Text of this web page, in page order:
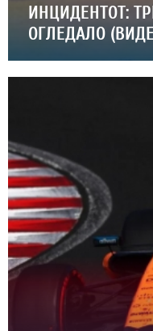
ИНЦИДЕНТОТ:
ОГЛЕДАЛО